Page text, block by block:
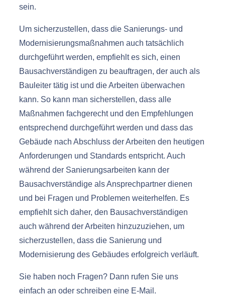
sein.
Um sicherzustellen, dass die Sanierungs- und
Modernisierungsmaßnahmen auch tatsächlich
durchgeführt werden, empfiehlt es sich, einen
Bausachverständigen zu beauftragen, der auch als
Bauleiter tätig ist und die Arbeiten überwachen
kann. So kann man sicherstellen, dass alle
Maßnahmen fachgerecht und den Empfehlungen
entsprechend durchgeführt werden und dass das
Gebäude nach Abschluss der Arbeiten den heutigen
Anforderungen und Standards entspricht. Auch
während der Sanierungsarbeiten kann der
Bausachverständige als Ansprechpartner dienen
und bei Fragen und Problemen weiterhelfen. Es
empfiehlt sich daher, den Bausachverständigen
auch während der Arbeiten hinzuzuziehen, um
sicherzustellen, dass die Sanierung und
Modernisierung des Gebäudes erfolgreich verläuft.
Sie haben noch Fragen? Dann rufen Sie uns
einfach an oder schreiben eine E-Mail.